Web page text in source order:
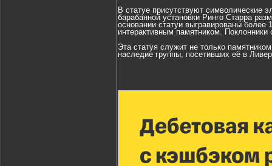
В статуе присутствуют символические
барабанной установки Ринго Старра
основании статуи выгравированы более
интерактивным памятником.
Эта статуя служит не только
наследие группы, посетивших её в